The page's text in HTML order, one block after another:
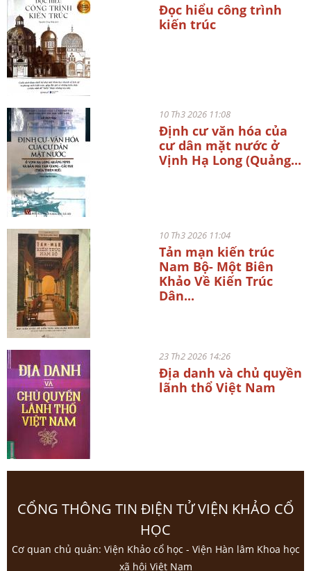
Đọc hiểu công trình
kiến trúc
10 Th3 2026 11:08
Định cư văn hóa của
cư dân mặt nước ở
Vịnh Hạ Long (Quảng...
10 Th3 2026 11:04
Tản mạn kiến trúc
Nam Bộ- Một Biên
Khảo Về Kiến Trúc
Dân...
23 Th2 2026 14:26
Địa danh và chủ quyền
lãnh thổ Việt Nam
CỔNG THÔNG TIN ĐIỆN TỬ VIỆN KHẢO CỔ
HỌC
Cơ quan chủ quản: Viện Khảo cổ học - Viện Hàn lâm Khoa học
xã hội Việt Nam